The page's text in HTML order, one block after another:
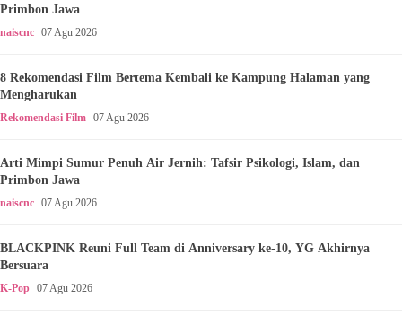
Primbon Jawa
naiscnc 07 Agu 2026
8 Rekomendasi Film Bertema Kembali ke Kampung Halaman yang
Mengharukan
Rekomendasi Film 07 Agu 2026
Arti Mimpi Sumur Penuh Air Jernih: Tafsir Psikologi, Islam, dan
Primbon Jawa
naiscnc 07 Agu 2026
BLACKPINK Reuni Full Team di Anniversary ke-10, YG Akhirnya
Bersuara
K-Pop 07 Agu 2026